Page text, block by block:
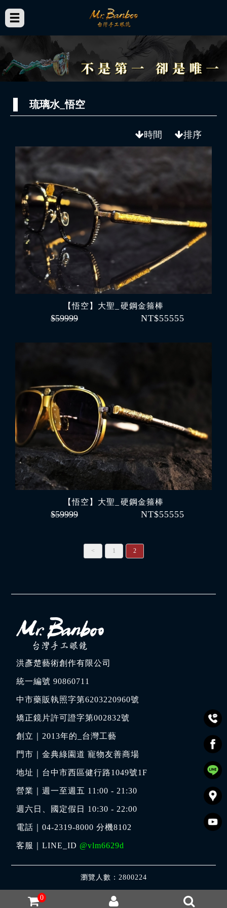
0
琉璃水_悟空
時間 排序
【悟空】大聖_ 硬鋼金箍棒
$59999 NT$55555
【悟空】大聖_ 硬鋼金箍棒
$59999 NT$55555
< 1 2
洪彥楚藝術創作有限公司
統一編號 90860711
中市藥販執照字第6203220960號
矯正鏡片許可證字第002832號
創立｜2013年的_台灣工藝
門市｜金典綠園道 寵物友善商場
地址｜ 台中市西區健行路1049號1F
營業｜週一至週五 11:00 - 21:30
週六日、國定假日 10:30 - 22:00
電話｜04-2319-8000 分機8102
客服｜LINE_ID @vlm6629d
瀏覽人數：2800224